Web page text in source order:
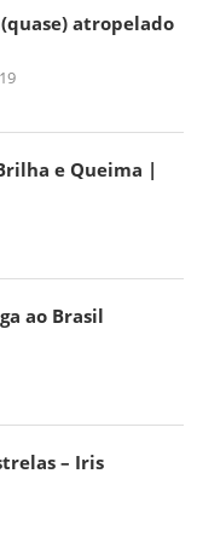
atropelado
e Queima |
ao Brasil
– Iris